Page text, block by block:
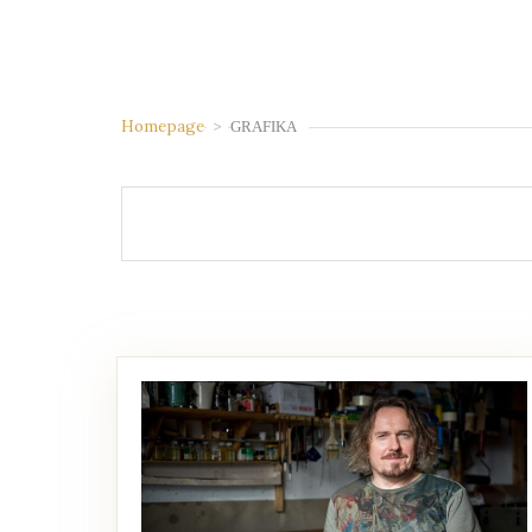
Homepage > GRAFIKA
Jan Bosak
Zajmuje się grafiką warsztatową, malarstwem i rysunkiem. Od wielu lat mieszka w Krakowie. W latach 1990-1995 studiował na Wydziale Grafiki Akademii Sztuk Pięknych w Krakowie i uzyskał dyplom z wyróżnieniem w pracowni miedziorytu prof. Stanisława Wejmana. W 2011 roku obronił doktorat z grafiki warsztatowej na Wydziale Grafiki ASP w Krakowie. W latach 2003-2016 był wykładowcą […]